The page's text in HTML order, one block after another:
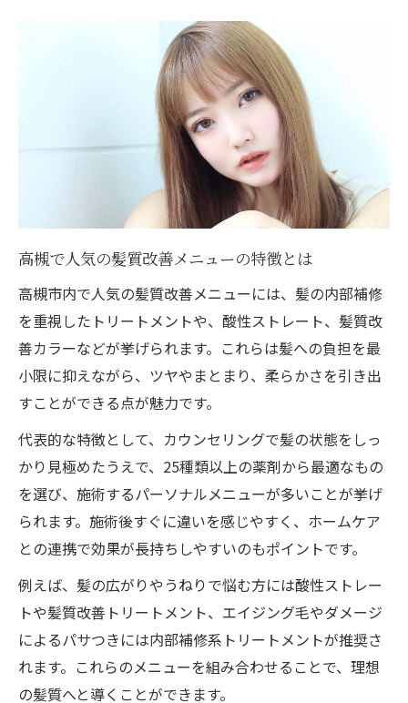
高槻で人気の髪質改善メニューの特徴とは
高槻市内で人気の髪質改善メニューには、髪の内部補修
を重視したトリートメントや、酸性ストレート、髪質改
善カラーなどが挙げられます。これらは髪への負担を最
小限に抑えながら、ツヤやまとまり、柔らかさを引き出
すことができる点が魅力です。
代表的な特徴として、カウンセリングで髪の状態をしっ
かり見極めたうえで、25種類以上の薬剤から最適なもの
を選び、施術するパーソナルメニューが多いことが挙げ
られます。施術後すぐに違いを感じやすく、ホームケア
との連携で効果が長持ちしやすいのもポイントです。
例えば、髪の広がりやうねりで悩む方には酸性ストレー
トや髪質改善トリートメント、エイジング毛やダメージ
によるパサつきには内部補修系トリートメントが推奨さ
れます。これらのメニューを組み合わせることで、理想
の髪質へと導くことができます。